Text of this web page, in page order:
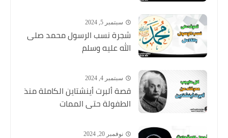
سبتمبر 5, 2024
شجرة نسب الرسول محمد صلى
الله عليه وسلم
سبتمبر 4, 2024
قصة ألبرت أينشتاين الكاملة منذ
الطفولة حتى الممات
نوفمبر 20, 2024